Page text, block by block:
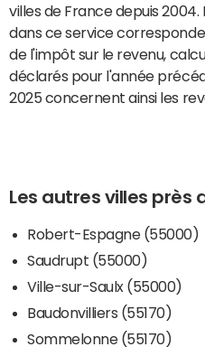
villes de France depuis
dans ce service
de l'impôt sur le revenu,
déclarés pour l'année
2025 concernent ainsi les
Les autres villes près
Robert-Espagne (55000)
Saudrupt (55000)
Ville-sur-Saulx (55000)
Baudonvilliers (55170)
Sommelonne (55170)